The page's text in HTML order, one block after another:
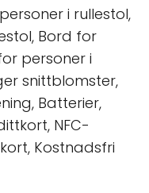
i rullestol,
Bord for
personer i
snittblomster,
Batterier,
NFC-
Kostnadsfri